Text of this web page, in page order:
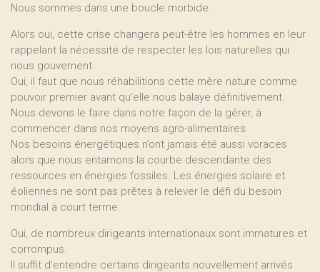
Nous sommes dans une boucle morbide.
Alors oui, cette crise changera peut-être les hommes en leur
rappelant la nécessité de respecter les lois naturelles qui
nous gouvernent.
Oui, il faut que nous réhabilitions cette mère nature comme
pouvoir premier avant qu’elle nous balaye définitivement.
Nous devons le faire dans notre façon de la gérer, à
commencer dans nos moyens agro-alimentaires.
Nos besoins énergétiques n’ont jamais été aussi voraces
alors que nous entamons la courbe descendante des
ressources en énergies fossiles. Les énergies solaire et
éoliennes ne sont pas prêtes à relever le défi du besoin
mondial à court terme.
Oui, de nombreux dirigeants internationaux sont immatures et
corrompus.
Il suffit d’entendre certains dirigeants nouvellement arrivés